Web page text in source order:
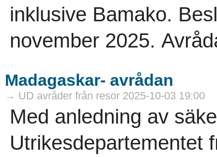
inklusive Bamako.
november 2025.
Madagaskar- avrådan
→ UD avråder från resor 2025-10-03 19:00
Med anledning av
Utrikesdepartementet